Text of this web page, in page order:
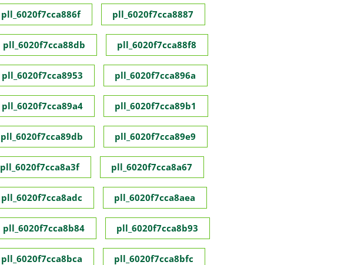
pll_6020f7cca886f pll_6020f7cca8887
pll_6020f7cca88db pll_6020f7cca88f8
pll_6020f7cca8953 pll_6020f7cca896a
pll_6020f7cca89a4 pll_6020f7cca89b1
pll_6020f7cca89db pll_6020f7cca89e9
pll_6020f7cca8a3f pll_6020f7cca8a67
pll_6020f7cca8adc pll_6020f7cca8aea
pll_6020f7cca8b84 pll_6020f7cca8b93
pll_6020f7cca8bca pll_6020f7cca8bfc